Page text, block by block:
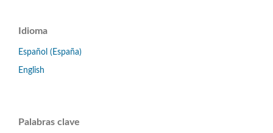
Idioma
Español (España)
English
Palabras clave